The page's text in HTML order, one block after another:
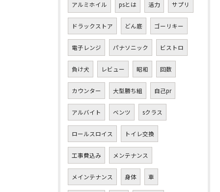
アルミホイル psとは 活力 サプリ
ドラックストア どん底 ゴーリキー
電子レンジ パナソニック ビストロ
負け犬 レビュー 昭和 回数
カウンター 大型勝ち組 自己pr
アルバイト ベンツ sクラス
ロールスロイス トイレ交換
工事費込み メンテナンス
メインテナンス 身体 車